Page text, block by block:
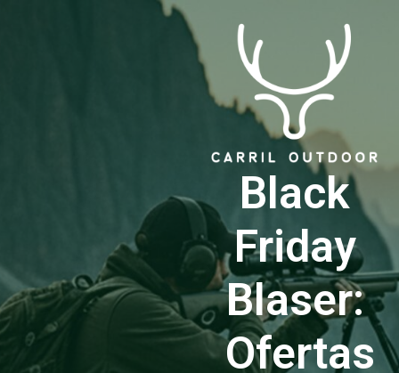
Black
Friday
Blaser:
Ofertas